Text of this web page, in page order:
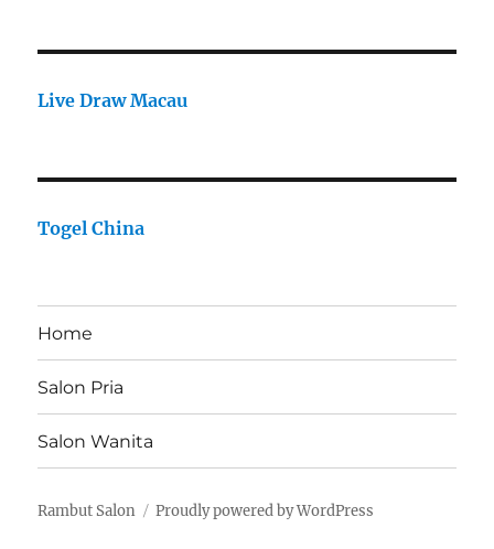
Live Draw Macau
Togel China
Home
Salon Pria
Salon Wanita
Rambut Salon Proudly powered by WordPress